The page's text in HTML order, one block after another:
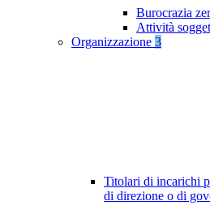
Burocrazia
Attività
Organizzazione 3
Titolari di incarichi
di direzione o di